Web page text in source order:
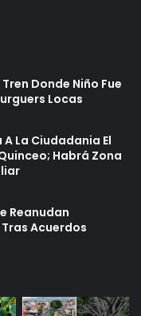
Donde Niño Fue
Locas
La Ciudadania El
Habrá Zona
Reanudan
Acuerdos